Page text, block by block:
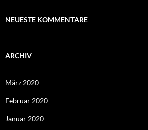
NEUESTE KOMMENTARE
ARCHIV
März 2020
Februar 2020
Januar 2020